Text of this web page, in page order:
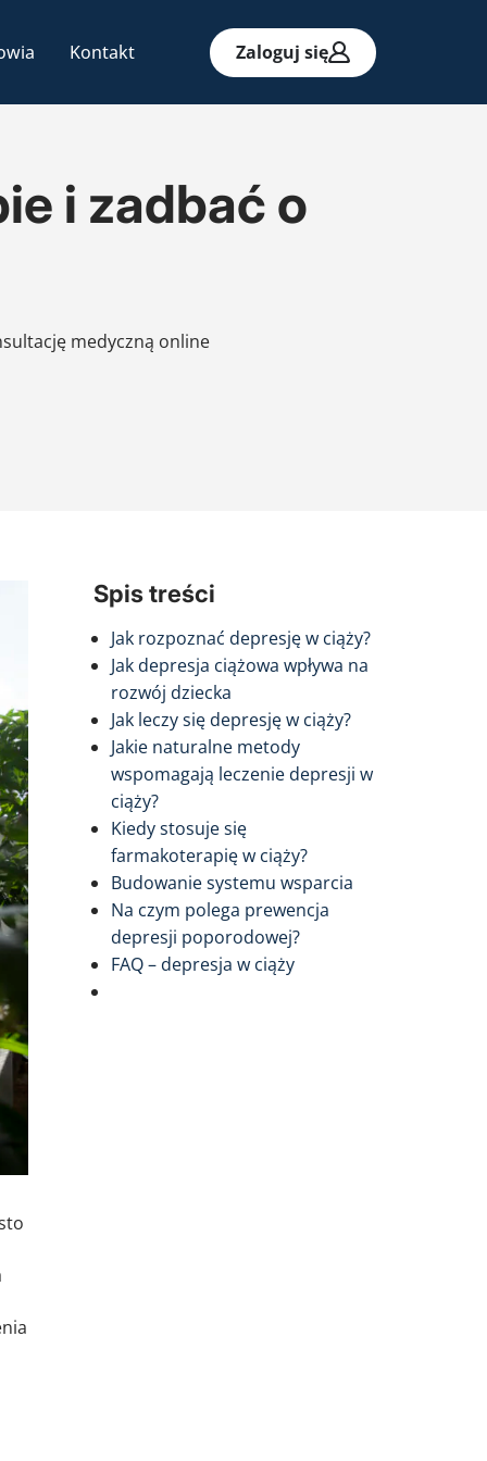
Kontakt Zaloguj się
i zadbać o
medyczną online
Spis treści
Jak rozpoznać depresję w ciąży?
Jak depresja ciążowa wpływa na
rozwój dziecka
Jak leczy się depresję w ciąży?
Jakie naturalne metody
wspomagają leczenie depresji w
ciąży?
Kiedy stosuje się
farmakoterapię w ciąży?
Budowanie systemu wsparcia
Na czym polega prewencja
depresji poporodowej?
FAQ – depresja w ciąży